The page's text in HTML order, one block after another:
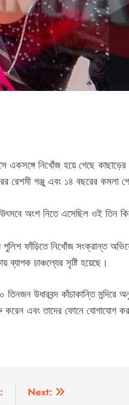
একসঙ্গে নিখোঁজ হয়ে গেছে
রেশমী গঞ্জু এবং ১৪ বছরের কমলা
উৎসবে অংশ নিতে এসেছিল ওই
পুলিশ ফাঁড়িতে নিখোঁজ সংক্রান্ত
চাঞ্চল্যের সৃষ্টি হয়েছে।
উধারবন্দ কাঁচাকান্তি মন্দিরে
এবং তাদের ফোনে যোগাযোগ
Next: